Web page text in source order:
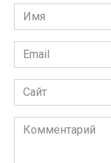
Имя
*
Email
*
Сайт
Комментарий